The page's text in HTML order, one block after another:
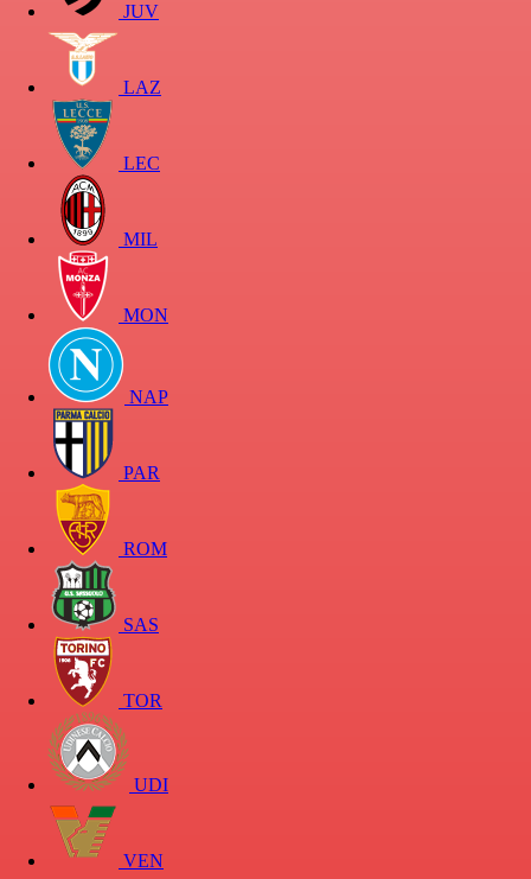
JUV
LAZ
LEC
MIL
MON
NAP
PAR
ROM
SAS
TOR
UDI
VEN